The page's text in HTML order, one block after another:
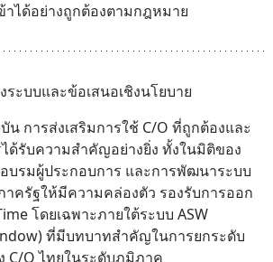
าได้อย่างถูกต้องตามกฎหมาย
ระบบและข้อเสนอเชิงนโยบาย
การส่งเสริมการใช้ C/O ที่ถูกต้องและ
ด้รับความสำคัญอย่างยิ่ง ทั้งในมิติของ
บรมผู้ประกอบการ และการพัฒนาระบบ
ครัฐให้มีความคล่องตัว รองรับการออก
โดยเฉพาะภายใต้ระบบ ASW
ที่มีบทบาทสำคัญในการยกระดับ
C/O ไทยในระดับภูมิภาค